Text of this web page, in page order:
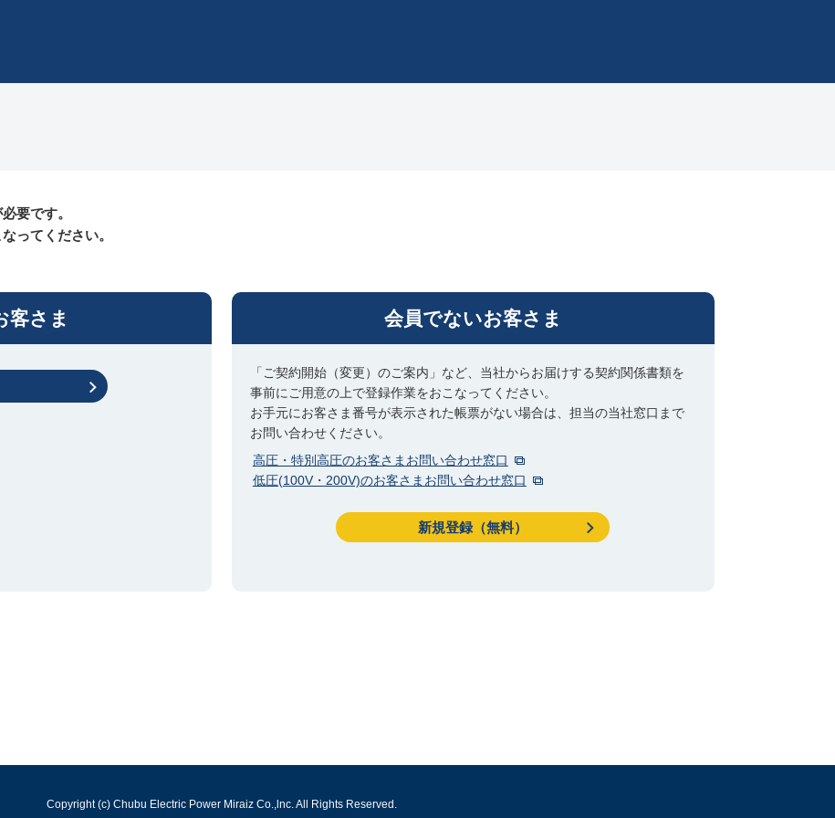
要です。
ってください。
客さま 会員でないお客さま
「ご契約開始（変更）のご案内」など、当社からお届けする契約関係書類を
事前にご用意の上で登録作業をおこなってください。
お手元にお客さま番号が表示された帳票がない場合は、担当の当社窓口まで
お問い合わせください。
高圧・特別高圧のお客さまお問い合わせ窓口
低圧(100V・200V)のお客さまお問い合わせ窓口
新規登録（無料）
Copyright (c) Chubu Electric Power Miraiz Co.,lnc. All Rights Reserved.